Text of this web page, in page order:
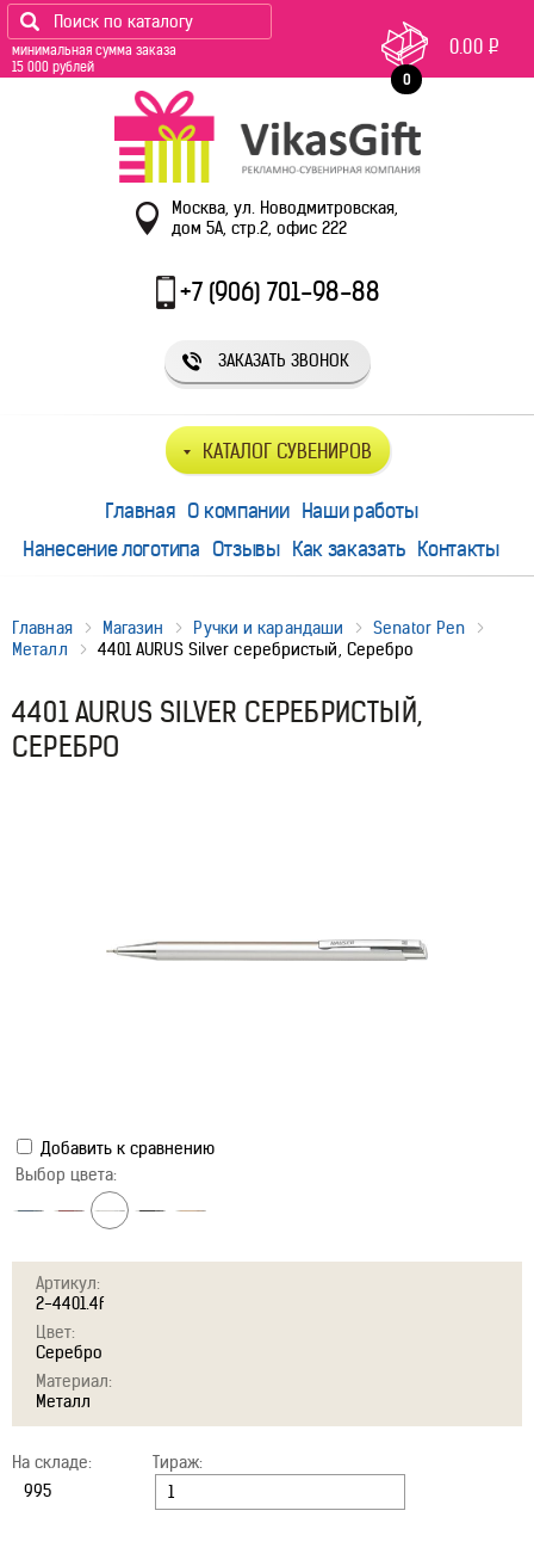
минимальная сумма заказа
15 000 рублей
0
0.00 Р
Москва, ул. Новодмитровская,
дом 5А, стр.2, офис 222
+7 (906) 701-98-88
ЗАКАЗАТЬ ЗВОНОК
КАТАЛОГ СУВЕНИРОВ
Главная О компании Наши работы
Нанесение логотипа Отзывы Как заказать Контакты
Главная Магазин Ручки и карандаши
Senator Pen
Металл
4401 AURUS Silver серебристый, Серебро
4401 AURUS SILVER СЕРЕБРИСТЫЙ,
СЕРЕБРО
Добавить к сравнению
Выбор цвета:
Артикул:
2-4401.4f
Цвет:
Серебро
Материал:
Металл
На складе: Тираж: